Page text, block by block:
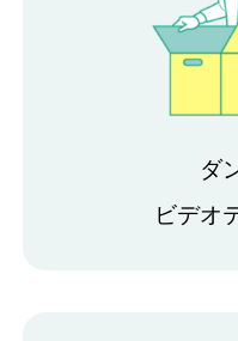
ダ
ビデオ